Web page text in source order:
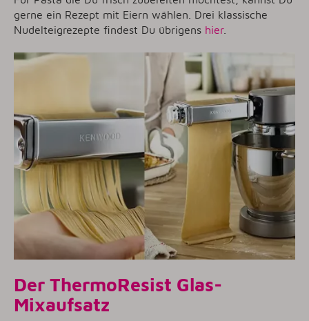
gerne ein Rezept mit Eiern wählen. Drei klassische
Nudelteigrezepte findest Du übrigens hier.
Der ThermoResist Glas-
Mixaufsatz